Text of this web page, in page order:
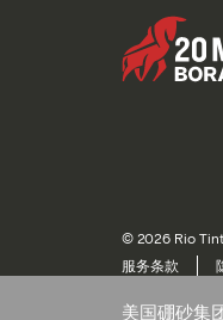
© 2026 Rio
服务条款
美国硼砂集